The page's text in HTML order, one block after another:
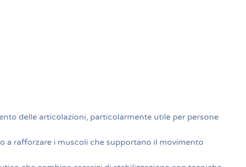
delle articolazioni, particolarmente utile per persone
a rafforzare i muscoli che supportano il movimento